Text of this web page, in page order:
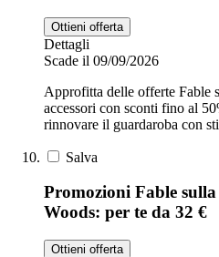
Ottieni offerta
Dettagli
Scade il 09/09/2026
Approfitta delle offerte Fable
accessori con sconti fino al
rinnovare il guardaroba con
Salva
Promozioni Fable
Woods: per te da 32 €
Ottieni offerta